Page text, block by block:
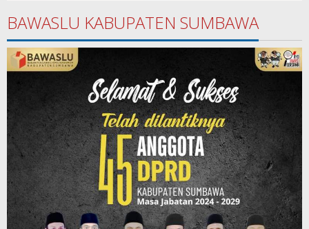
BAWASLU KABUPATEN SUMBAWA